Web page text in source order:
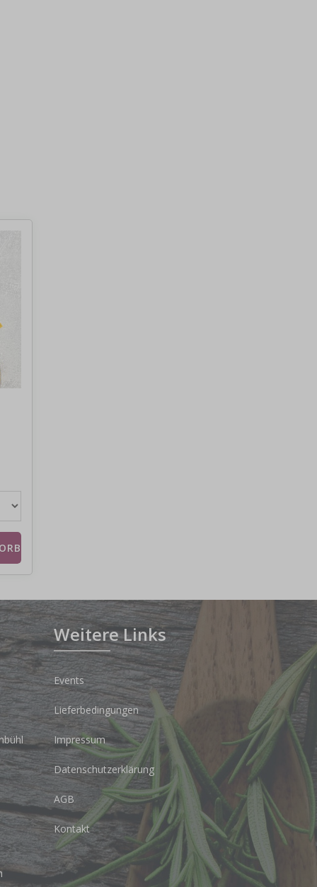
Weitere Links
Events
Lieferbedingungen
Impressum
Datenschutzerklärung
AGB
Kontakt